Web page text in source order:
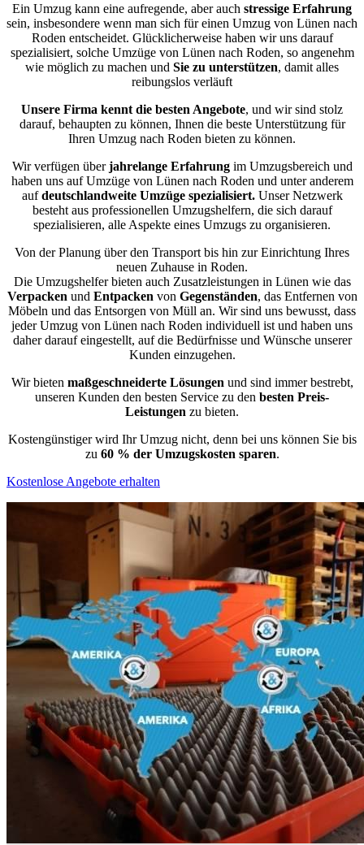
Ein Umzug kann eine aufregende, aber auch stressige Erfahrung
sein, insbesondere wenn man sich für einen Umzug von Lünen nach
Roden entscheidet. Glücklicherweise haben wir uns darauf
spezialisiert, solche Umzüge von Lünen nach Roden, so angenehm
wie möglich zu machen und Sie zu unterstützen, damit alles
reibungslos verläuft
Unsere Firma kennt die besten Angebote, und wir sind stolz
darauf, behaupten zu können, Ihnen die beste Unterstützung für
Ihren Umzug nach Roden bieten zu können.
Wir verfügen überjahrelange Erfahrungim Umzugsbereich und
haben uns auf Umzüge von Lünen nach Roden und unter anderem
aufdeutschlandweite Umzüge spezialisiert.Unser Netzwerk
besteht aus professionellen Umzugshelfern, die sich darauf
spezialisieren, alle Aspekte eines Umzugs zu organisieren.
Von der Planung über den Transport bis hin zur Einrichtung Ihres
neuen Zuhause in Roden.
Die Umzugshelfer bieten auch Zusatzleistungen in Lünen wie das
Verpacken und Entpacken von Gegenständen, das Entfernen von
Möbeln und das Entsorgen von Müll an. Wir sind uns bewusst, dass
jeder Umzug von Lünen nach Roden individuell ist und haben uns
daher darauf eingestellt, auf die Bedürfnisse und Wünsche unserer
Kunden einzugehen.
Wir bieten maßgeschneiderte Lösungen und sind immer bestrebt,
unseren Kunden den besten Service zu den besten Preis-
Leistungen zu bieten.
Kostengünstiger wird Ihr Umzug nicht, denn bei uns können Sie bis
zu 60 % der Umzugskosten sparen.
Kostenlose Angebote erhalten